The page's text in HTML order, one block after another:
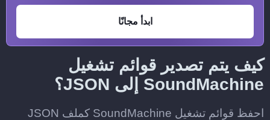
ابدأ مجانًا
كيف يتم تصدير قوائم تشغيل
SoundMachine إلى JSON؟
احفظ قوائم تشغيل SoundMachine كملف JSON